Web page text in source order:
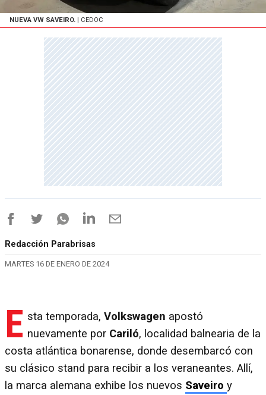
NUEVA VW SAVEIRO. | CEDOC
Redacción Parabrisas
MARTES 16 DE ENERO DE 2024
E sta temporada, Volkswagen apostó
nuevamente por Cariló, localidad balnearia de la
costa atlántica bonarense, donde desembarcó con
su clásico stand para recibir a los veraneantes. Allí,
la marca alemana exhibe los nuevos Saveiro y